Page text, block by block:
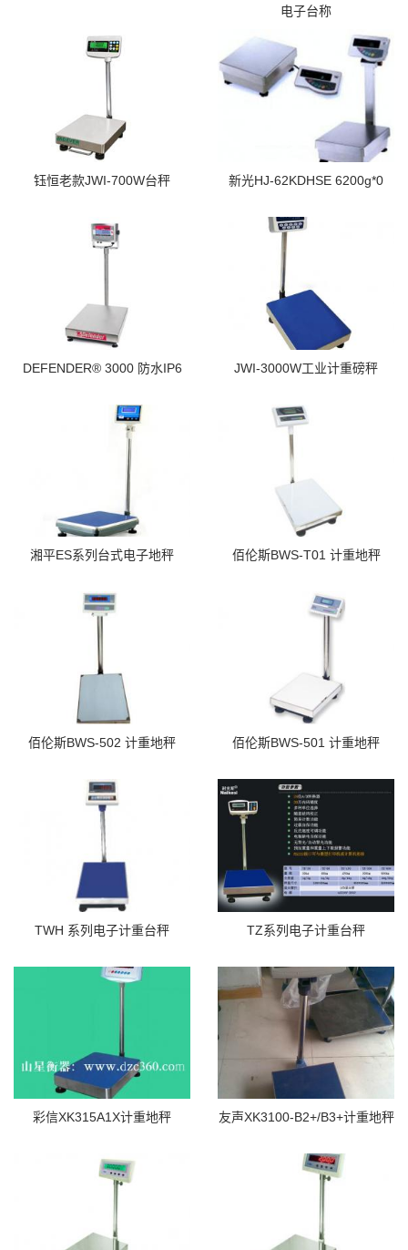
电子台称
钰恒老款JWI-700W台秤 新光HJ-62KDHSE 6200g*0
DEFENDER® 3000 防水IP6 JWI-3000W工业计重磅秤
湘平ES系列台式电子地秤 佰伦斯BWS-T01 计重地秤
佰伦斯BWS-502 计重地秤 佰伦斯BWS-501 计重地秤
TWH 系列电子计重台秤 TZ系列电子计重台秤
彩信XK315A1X计重地秤 友声XK3100-B2+/B3+计重地秤